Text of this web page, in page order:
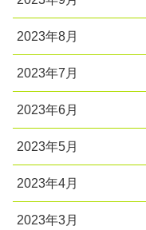
2023年8月
2023年7月
2023年6月
2023年5月
2023年4月
2023年3月